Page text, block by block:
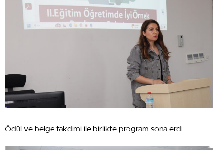
Ödül ve belge takdimi ile birlikte program sona erdi.